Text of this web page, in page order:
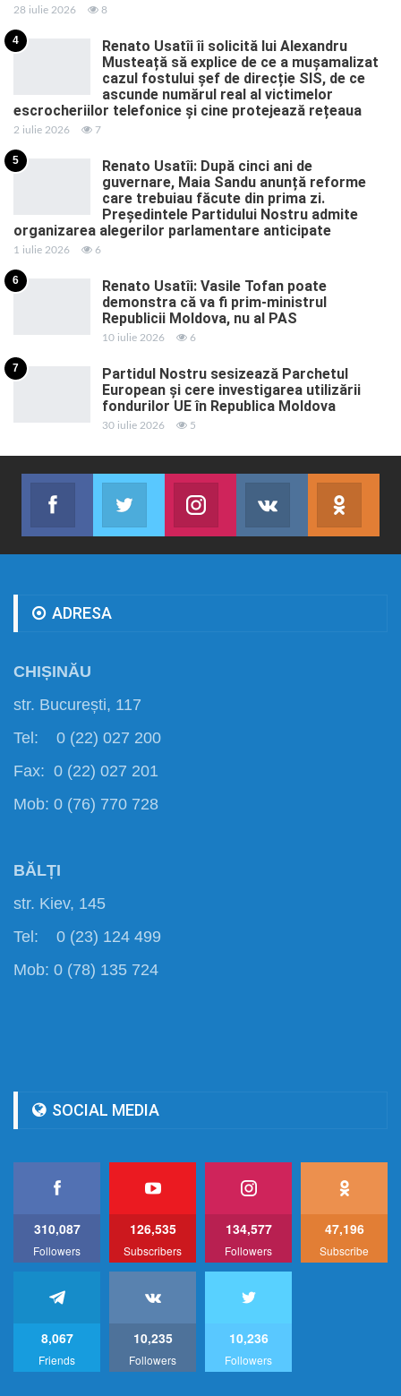
28 iulie 2026 8
4
Renato Usatîi îi solicită lui Alexandru
Musteață să explice de ce a mușamalizat
cazul fostului șef de direcție SIS, de ce
ascunde numărul real al victimelor
escrocheriilor telefonice și cine protejează rețeaua
2 iulie 2026 7
5
Renato Usatîi: După cinci ani de
guvernare, Maia Sandu anunță reforme
care trebuiau făcute din prima zi.
Președintele Partidului Nostru admite
organizarea alegerilor parlamentare anticipate
1 iulie 2026 6
6
Renato Usatîi: Vasile Tofan poate
demonstra că va fi prim-ministrul
Republicii Moldova, nu al PAS
10 iulie 2026 6
7
Partidul Nostru sesizează Parchetul
European și cere investigarea utilizării
fondurilor UE în Republica Moldova
30 iulie 2026 5
Facebook
Abonează-te
Twitter
Join us on TwitterJoin us on Instagram
Abonează-te
ADRESA
CHIȘINĂU
str. București, 117
Tel: 0 (22) 027 200
Fax: 0 (22) 027 201
Mob: 0 (76) 770 728
BĂLȚI
str. Kiev, 145
Tel: 0 (23) 124 499
Mob: 0 (78) 135 724
SOCIAL MEDIA
310,087
Followers
126,535
Subscribers
134,577
Followers
47,196
Subscribe
8,067
Friends
10,235
Followers
10,236
Followers